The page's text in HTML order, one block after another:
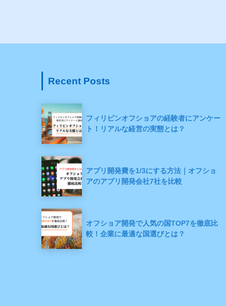
Recent Posts
フィリピンオフショアの経験者にアンケー
ト！リアルな経営の実態とは？
アプリ開発費を1/3にする方法｜オフショ
アのアプリ開発会社7社を比較
オフショア開発で人気の国TOP7を徹底比
較！企業に最適な国選びとは？